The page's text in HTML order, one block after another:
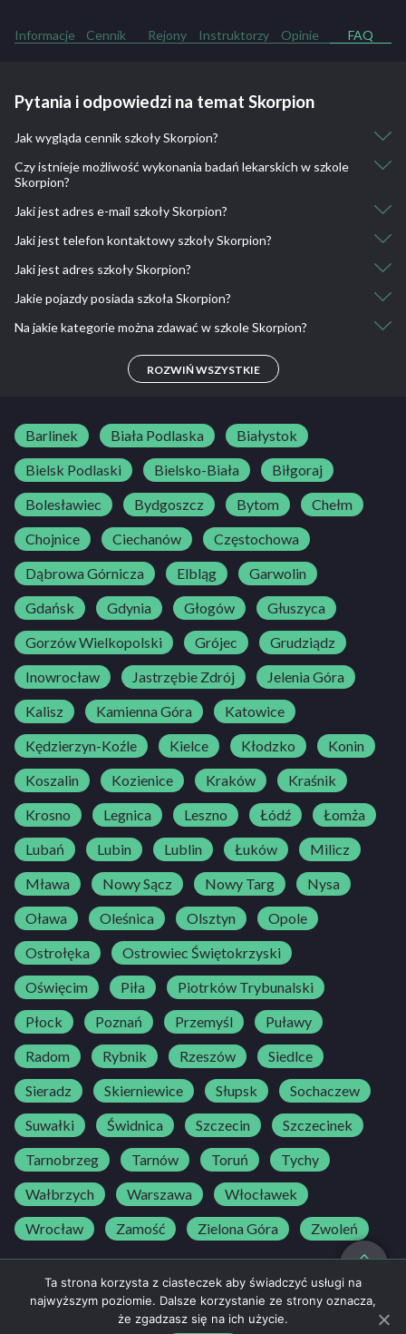
Informacje Cennik Rejony Instruktorzy Opinie FAQ
Pytania i odpowiedzi na temat Skorpion
Jak wygląda cennik szkoły Skorpion?
Kurs kat. B: 1800
Jazdy doszkalające: 60
Czy istnieje możliwość wykonania badań lekarskich w szkole
Skorpion?
Nie, nie ma takiej możliwości.
Jaki jest adres e-mail szkoły Skorpion?
oskskorpion@gmail.com
Jaki jest telefon kontaktowy szkoły Skorpion?
605 670 484, 691 368 008
Jaki jest adres szkoły Skorpion?
58-560 Wojcieszyce ul. Jaworowa 10
Piechowicki Ośrodek Kultury, ul. Kryształowa 53, 58-573
Jakie pojazdy posiada szkoła Skorpion?
Toyota Yaris
Na jakie kategorie można zdawać w szkole Skorpion?
ROZWIŃ WSZYSTKIE
Barlinek Biała Podlaska
Białystok
Bielsk Podlaski
Bielsko-Biała
Biłgoraj
Bolesławiec
Bydgoszcz Bytom
Chełm
Chojnice
Ciechanów
Częstochowa
Dąbrowa Górnicza
Elbląg
Garwolin
Gdańsk
Gdynia Głogów
Głuszyca
Gorzów Wielkopolski
Grójec
Grudziądz
Inowrocław
Jastrzębie Zdrój
Jelenia Góra
Kalisz
Kamienna Góra
Katowice
Kędzierzyn-Koźle
Kielce Kłodzko
Konin
Koszalin
Kozienice Kraków
Kraśnik
Krosno
Legnica Leszno Łódź
Łomża
Lubań
Lubin Lublin Łuków
Milicz
Mława
Nowy Sącz Nowy Targ
Nysa
Oława
Oleśnica Olsztyn
Opole
Ostrołęka
Ostrowiec Świętokrzyski
Oświęcim
Piła
Piotrków Trybunalski
Płock
Poznań Przemyśl
Puławy
Radom
Rybnik Rzeszów
Siedlce
Sieradz
Skierniewice Słupsk
Sochaczew
Suwałki
Świdnica Szczecin
Szczecinek
Tarnobrzeg
Tarnów Toruń
Tychy
Wałbrzych
Warszawa
Włocławek
Wrocław
Zamość Zielona Góra Zwoleń
NAPISZ DO NAS
Regulamin
Ta strona korzysta z ciasteczek aby świadczyć usługi na
najwyższym poziomie. Dalsze korzystanie ze strony oznacza,
że zgadzasz się na ich użycie.